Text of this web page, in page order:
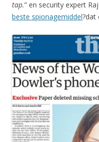
tap.” en security expert
beste spionagemiddel?dat